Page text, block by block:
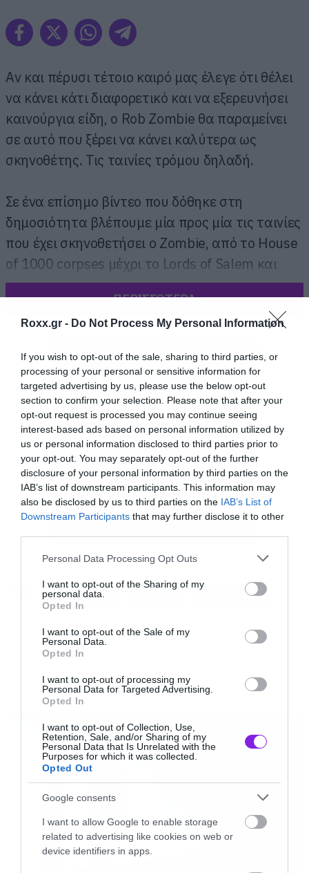
Roxx.gr - Do Not Process My Personal Information
If you wish to opt-out of the sale, sharing to third parties, or
processing of your personal or sensitive information for
targeted advertising by us, please use the below opt-out
section to confirm your selection. Please note that after your
opt-out request is processed you may continue seeing
interest-based ads based on personal information utilized by
us or personal information disclosed to third parties prior to
your opt-out. You may separately opt-out of the further
disclosure of your personal information by third parties on the
IAB’s list of downstream participants. This information may
also be disclosed by us to third parties on the IAB’s List of
Downstream Participants that may further disclose it to other
Please note that this website/app uses one or more Google
not limited to your visit or usage behaviour. You may click to
grant or deny consent to Google and its third-party tags to
use your data for below specified purposes in below Google
consent section.
Personal Data Processing Opt Outs
I want to opt-out of the Sharing of my
personal data.
Opted In
I want to opt-out of the Sale of my
Personal Data.
Opted In
I want to opt-out of processing my
Personal Data for Targeted Advertising.
Opted In
I want to opt-out of Collection, Use,
Retention, Sale, and/or Sharing of my
Personal Data that Is Unrelated with the
Purposes for which it was collected.
Opted Out
Google consents
I want to allow Google to enable storage
related to advertising like cookies on web or
device identifiers in apps.
Αν και πέρυσι τέτοιο καιρό μας έλεγε ότι θέλει
να κάνει κάτι διαφορετικό και να εξερευνήσει
καινούργια είδη, ο Rob Zombie θα παραμείνει
σε αυτό που ξέρει να κάνει καλύτερα ως
σκηνοθέτης. Τις ταινίες τρόμου δηλαδή.
Σε ένα επίσημο βίντεο που δόθηκε στη
δημοσιότητα βλέπουμε μία προς μία τις ταινίες
που έχει σκηνοθετήσει ο Zombie, από το House
of 1000 corpses μέχρι το Lords of Salem και
φτάνοντας στο σήμερα κάνει την εμφάνιση της
και από κάτω ο αριθμός 31.
Τώρα, τα συμπεράσματα που μπορούμε να
βγάλουμε από αυτό και μόνο είναι ότι δεν
αποκλείεται να δούμε μία συνέχεια της
ιστορίας του Captain Spaulding (από τις δύο
σύμφωνα με το Bloody Disgusting, ο αριθμός 31
αναφέρεται στις 31 Οκτωβρίου, που είναι
φυσικά η μέρα του Halloween.
Να θυμίσουμε ότι ο Zombie είχε σκηνοθετήσει
το remake του Halloween to 2007 και τη
συνέχεια του δύο χρόνια αργότερα. Υπάρχει
ΠΕΡΙΣΣΟΤΕΡΑ
HALOWWEN ROB ZOMBIE
MOVIES AND TV